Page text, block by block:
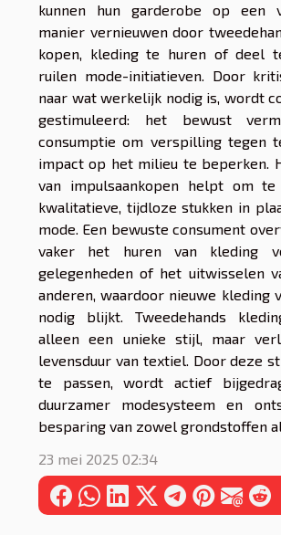
kunnen hun garderobe op een
manier vernieuwen door
kopen, kleding te huren of deel
ruilen mode-initiatieven. Door
naar wat werkelijk nodig is, wordt
gestimuleerd: het bewust
consumptie om verspilling tegen
impact op het milieu te beperken.
van impulsaankopen helpt om te
kwalitatieve, tijdloze stukken in
mode. Een bewuste consument
vaker het huren van kleding
gelegenheden of het uitwisselen
anderen, waardoor nieuwe kleding
nodig blijkt. Tweedehands
alleen een unieke stijl, maar
levensduur van textiel. Door deze
te passen, wordt actief
duurzamer modesysteem en
besparing van zowel grondstoffen
23 mei 2025 02:34